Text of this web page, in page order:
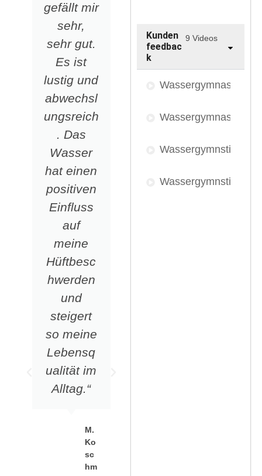
gefällt mir
sehr,
sehr gut.
Es ist
lustig und
abwechsl
ungsreich
. Das
Wasser
hat einen
positiven
Einfluss
auf
meine
Hüftbesc
hwerden
und
steigert
so meine
Lebensq
ualität im
Alltag.“
M.
Ko
sc
hm
uns in
Wasserg
aktiv.
eine
zeige ist
Kunden
feedbac
k
9 Videos
Wassergymnastik
Wassergymnastik im
Wassergymnstik
Wassergymnstik Aja